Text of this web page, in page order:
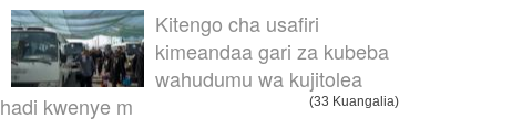
Kitengo cha usafiri
kimeandaa gari za kubeba
wahudumu wa kujitolea
hadi kwenye m
(33 Kuangalia)